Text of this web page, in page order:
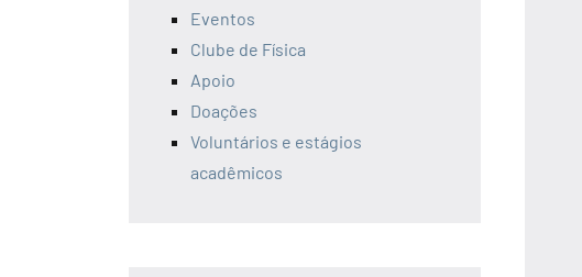
Eventos
Clube de Física
Apoio
Doações
Voluntários e estágios
acadêmicos